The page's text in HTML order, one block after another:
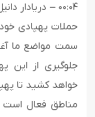
۰۰:۰۴ –
حملات پهپادی
سمت مواضع ما
جلوگیری از این
خواهد کشید تا
مناطق فعال است